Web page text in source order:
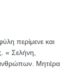
περίμενε και
« Σελήνη,
Μητέρα